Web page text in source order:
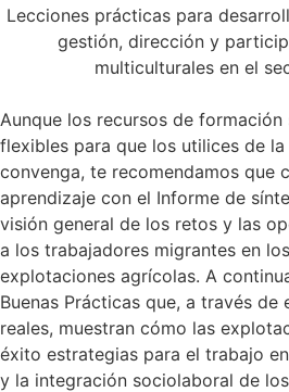
Lecciones prácticas para
gestión, dirección y
multiculturales en el
Aunque los recursos de
flexibles para que los utilices de
convenga, te recomendamos que
aprendizaje con el Informe de
visión general de los retos y las
a los trabajadores migrantes en
explotaciones agrícolas. A
Buenas Prácticas que, a través de
reales, muestran cómo las
éxito estrategias para el trabajo
y la integración sociolaboral de